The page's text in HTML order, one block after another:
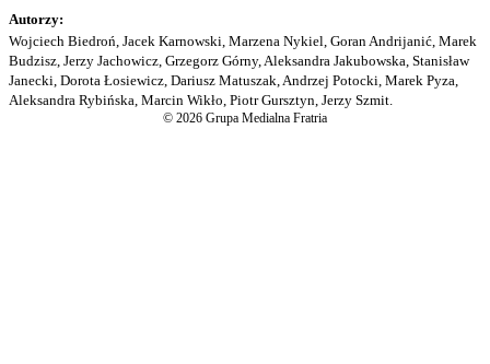
Autorzy:
Wojciech Biedroń, Jacek Karnowski, Marzena Nykiel, Goran Andrijanić, Marek
Budzisz, Jerzy Jachowicz, Grzegorz Górny, Aleksandra Jakubowska, Stanisław
Janecki, Dorota Łosiewicz, Dariusz Matuszak, Andrzej Potocki, Marek Pyza,
Aleksandra Rybińska, Marcin Wikło, Piotr Gursztyn, Jerzy Szmit.
© 2026 Grupa Medialna Fratria